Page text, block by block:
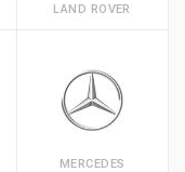
LAND ROVER
MERCEDES